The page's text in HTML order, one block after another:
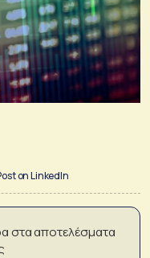
on LinkedIn
στα αποτελέσματα